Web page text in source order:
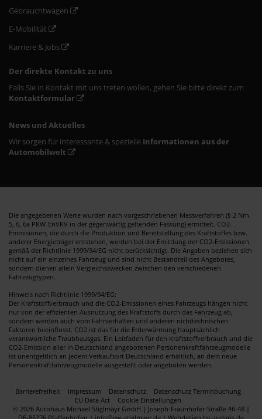
Gebrauchtwagen
E-Mobilität
Karriere & Jobs
Der direkte Kontakt zu uns
Falls Sie in Kontakt mit uns treten wollen, gehen Sie bitte direkt zum
Kontaktformular
News und Aktuelles
Wir sorgen für interessante & spezielle Informationen aus der
Automobilwelt
Die angegebenen Werte wurden nach vorgeschriebenen Messverfahren (§ 2 Nrn.
5, 6, 6a PKW-EnVKV in der gegenwärtig geltenden Fassung) ermittelt. CO2-
Emmisionen, die durch die Produktion und Bereitstellung des Kraftstoffes bzw.
anderer Energieträger entstehen, werden bei der Emittlung der CO2-Emissionen
gemäß der Richtlinie 1999/94/EG nicht berücksichtigt. Die Angaben beziehen sich
nicht auf ein einzelnes Fahrzeug und sind nicht Bestandteil des Angebotes,
sondern dienen allein Vergleichszwecken zwischen den verschiedenen
Fahrzeugtypen.
Hinweis nach Richtlinie 1999/94/EG:
Der Kraftstoffverbrauch und die CO2-Emissionen eines Fahrzeugs hängen nicht
nur von der effizienten Ausnutzung des Kraftstoffs durch das Fahrzeug ab,
sondern werden auch vom Fahrverhalten und anderen nichttechnischen
Faktoren beeinflusst. CO2 ist das für die Erderwärmung hauptsächlich
verantwortliche Traubhausgas. Ein Leitfaden für den Kraftstoffverbrauch und die
CO2-Emission aller in Deutschland angebotenen Personenkraftfahrzeugmodelle
ist unentgeltlich an jedem Verkaufsort Deutschland erhältlich, an dem neue
Personenkraftfahrzeugmodelle ausgestellt oder angeboten werden.
Barrierefreiheit Impressum Datenschutz
Datenschutz Terminbuchung
EU Data Act
Cookie Einstellungen
© 2026 Autohaus Michael Stiglmayr GmbH | Joseph-Fraunhofer-Straße 46-48 |